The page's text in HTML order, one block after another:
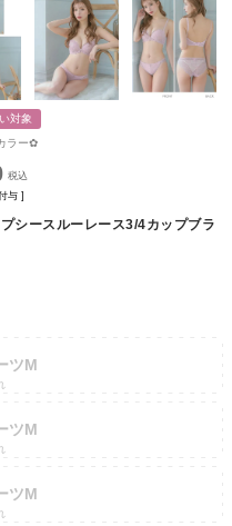
対象
ラー✿
与 ]
シースルーレース3/4カップブラ
ツM
ツM
ツM